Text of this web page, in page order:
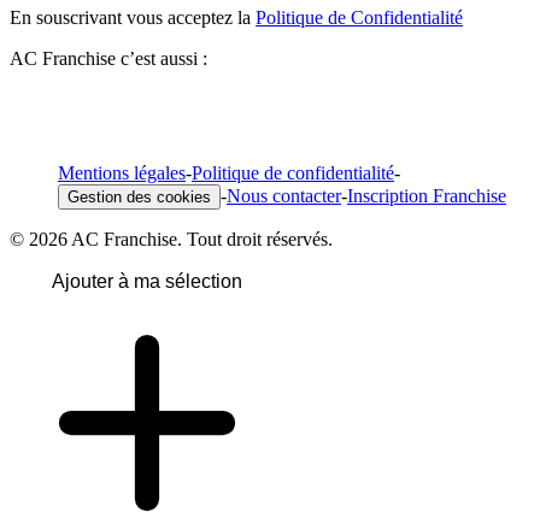
En souscrivant vous acceptez la Politique de Confidentialité
AC Franchise c’est aussi :
Mentions légales-Politique de confidentialité-
Gestion des cookies -Nous contacter-Inscription Franchise
© 2026 AC Franchise. Tout droit réservés.
Ajouter à ma sélection